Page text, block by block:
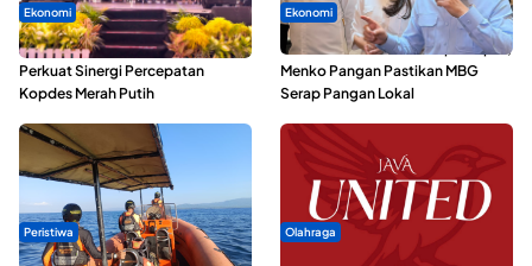
Ekonomi
Seminar di Ternate, Mendes
Perkuat Sinergi Percepatan
Kopdes Merah Putih
Ekonomi
SPPG di Maluku Utara Dipercepat,
Menko Pangan Pastikan MBG
Serap Pangan Lokal
Peristiwa Olahraga